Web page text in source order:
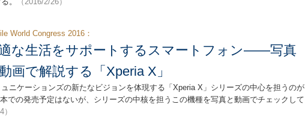
World Congress 2016：
な生活をサポートするスマートフォン――写真
画で解説する「Xperia X」
ニケーションズの新たなビジョンを体現する「Xperia X」シリーズの中心を担うのが
本での発売予定はないが、シリーズの中核を担うこの機種を写真と動画でチェックして